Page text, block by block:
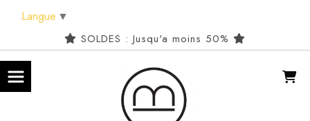
SOLDES : Jusqu'a moins 50%
Langue ▼